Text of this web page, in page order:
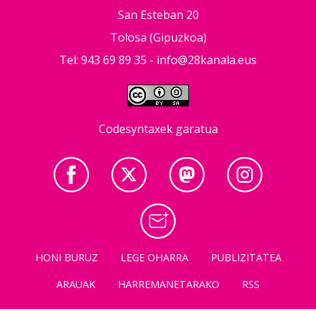
San Esteban 20
Tolosa (Gipuzkoa)
Tel: 943 69 89 35 - info@28kanala.eus
Codesyntaxek garatua
HONI BURUZ LEGE OHARRA
PUBLIZITATEA
ARAUAK
HARREMANETARAKO RSS